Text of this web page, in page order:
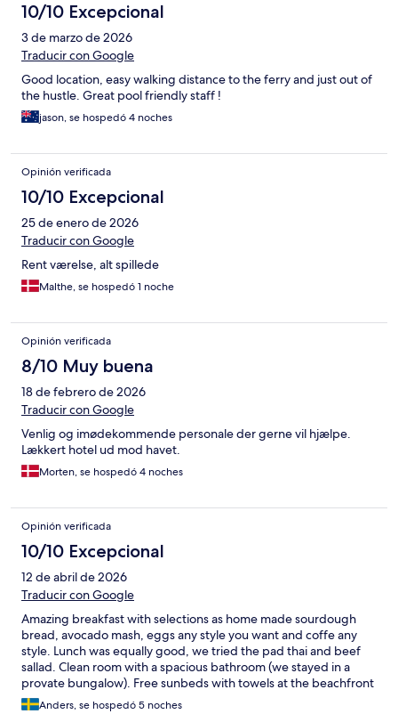
10/10 Excepcional
3 de marzo de 2026
Traducir con Google
Good location, easy walking distance to the ferry and just out of
the hustle. Great pool friendly staff !
jason, se hospedó 4 noches
Opinión verificada
10/10 Excepcional
25 de enero de 2026
Traducir con Google
Rent værelse, alt spillede
Malthe, se hospedó 1 noche
Opinión verificada
8/10 Muy buena
18 de febrero de 2026
Traducir con Google
Venlig og imødekommende personale der gerne vil hjælpe.
Lækkert hotel ud mod havet.
Morten, se hospedó 4 noches
Opinión verificada
10/10 Excepcional
12 de abril de 2026
Traducir con Google
Amazing breakfast with selections as home made sourdough
bread, avocado mash, eggs any style you want and coffe any
style. Lunch was equally good, we tried the pad thai and beef
sallad. Clean room with a spacious bathroom (we stayed in a
provate bungalow). Free sunbeds with towels at the beachfront
that were secluded to the hotel guests. Tip: go and clean up a
Anders, se hospedó 5 noches